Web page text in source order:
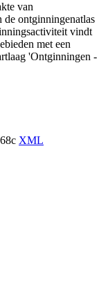
van
de ontginningenatlas
vindt
met een
'Ontginningen -
XML